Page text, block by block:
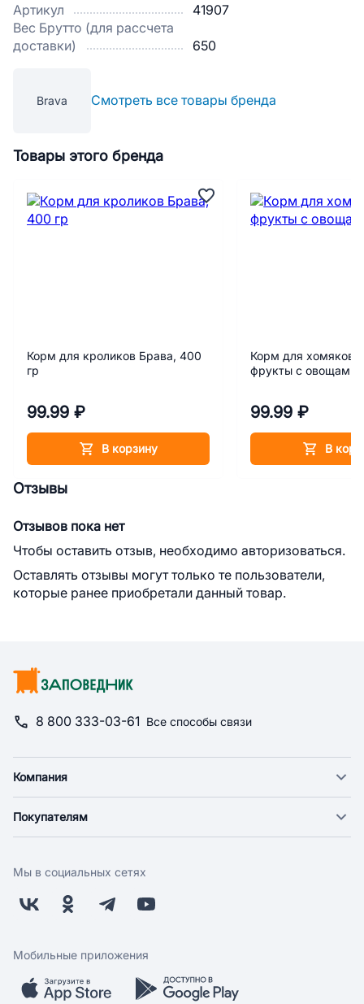
Артикул
41907
Вес Брутто (для рассчета
доставки)
650
Brava Смотреть все товары бренда
Товары этого бренда
Корм для кроликов Брава, 400
гр
99.99 ₽
В корзину
Корм для хомяков
фрукты с овощами,
99.99 ₽
В
Отзывы
Отзывов пока нет
Чтобы оставить отзыв, необходимо авторизоваться.
Оставлять отзывы могут только те пользователи,
которые ранее приобретали данный товар.
8 800 333-03-61 Все способы связи
Компания
Новости
Поставщикам
Заводчикам
Обратная связь
Покупателям
Оплата
Бонусная программа
Скидки и акции
Мобильное приложение
Мы в социальных сетях
Мобильные приложения